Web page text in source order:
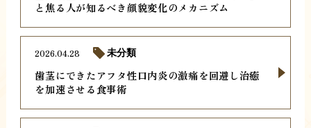
と焦る人が知るべき顔貌変化のメカニズム
歯茎にできたアフタ性口内炎の激痛を回避し治癒
を加速させる食事術
2026.04.28 未分類